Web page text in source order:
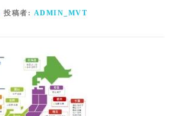
投稿者: ADMIN_MVT